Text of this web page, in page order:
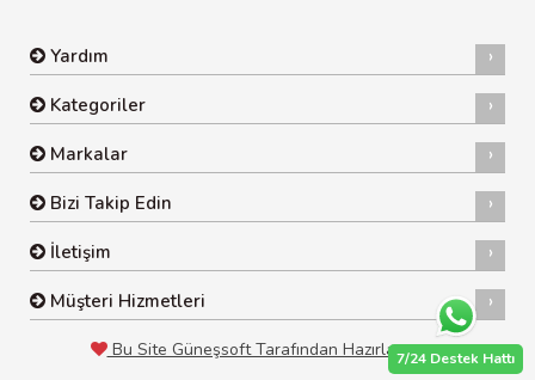
7/24 Destek Hattı
Yardım
Kategoriler
Markalar
Bizi Takip Edin
İletişim
Müşteri Hizmetleri
Bu Site Güneşsoft Tarafından Hazırlanmıştır